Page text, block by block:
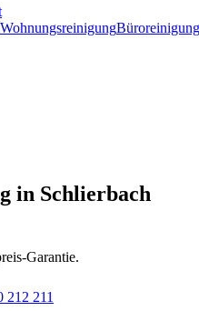
WohnungsreinigungBüroreinigung
in Schlierbach
Garantie.
212 211